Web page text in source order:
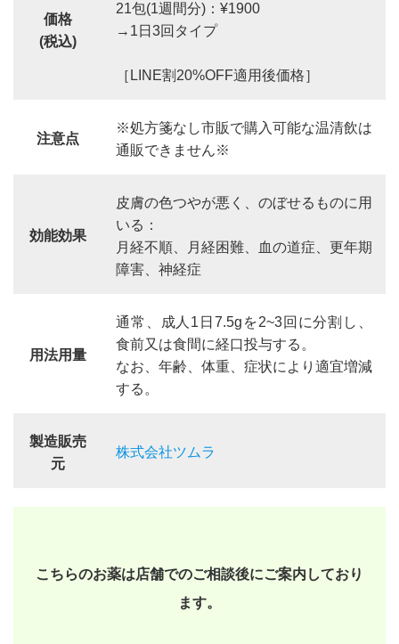
価格
(税込)
21包(1週間分)：¥1900
→1日3回タイプ
［LINE割20%OFF適用後価格］
注意点
※処方箋なし市販で購入可能な温清飲は
通販できません※
効能効果
皮膚の色つやが悪く、のぼせるものに用
いる：
月経不順、月経困難、血の道症、更年期
障害、神経症
用法用量
通常、成人1日7.5gを2~3回に分割し、
食前又は食間に経口投与する。
なお、年齢、体重、症状により適宜増減
する。
製造販売
元
株式会社ツムラ
こちらのお薬は店舗でのご相談後にご案内しており
ます。